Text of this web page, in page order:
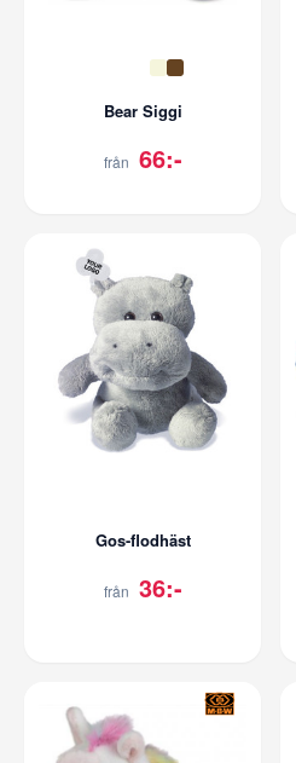
Bear Siggi
från 66:-
Gos-flodhäst
från 36:-